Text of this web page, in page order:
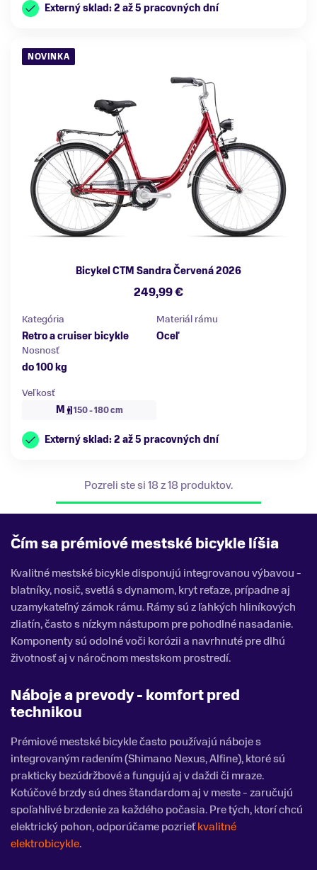
Externý sklad: 2 až 5 pracovných dní
NOVINKA
Bicykel CTM Sandra Červená 2026
249,99 €
Kategória
Retro a cruiser bicykle
Materiál rámu
Oceľ
Nosnosť
do 100 kg
Veľkosť
M
150 - 180 cm
Externý sklad: 2 až 5 pracovných dní
Pozreli ste si 18 z 18 produktov.
Čím sa prémiové mestské bicykle líšia
Kvalitné mestské bicykle disponujú integrovanou výbavou -
blatníky, nosič, svetlá s dynamom, kryt reťaze, prípadne aj
uzamykateľný zámok rámu. Rámy sú z ľahkých hliníkových
zliatín, často s nízkym nástupom pre pohodlné nasadanie.
Komponenty sú odolné voči korózii a navrhnuté pre dlhú
životnosť aj v náročnom mestskom prostredí.
Náboje a prevody - komfort pred
technikou
Prémiové mestské bicykle často používajú náboje s
integrovaným radením (Shimano Nexus, Alfine), ktoré sú
prakticky bezúdržbové a fungujú aj v daždi či mraze.
Kotúčové brzdy sú dnes štandardom aj v meste - zaručujú
spoľahlivé brzdenie za každého počasia. Pre tých, ktorí chcú
elektrický pohon, odporúčame pozrieťkvalitné
elektrobicykle.